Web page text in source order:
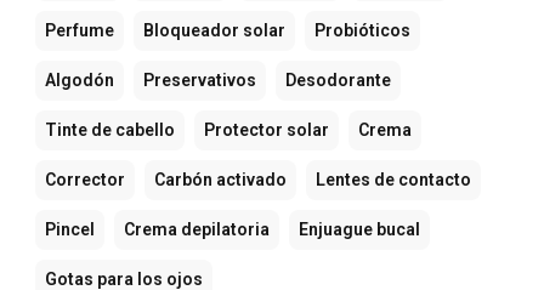
Perfume Bloqueador solar Probióticos
Algodón Preservativos Desodorante
Tinte de cabello Protector solar Crema
Corrector Carbón activado Lentes de contacto
Pincel Crema depilatoria Enjuague bucal
Gotas para los ojos